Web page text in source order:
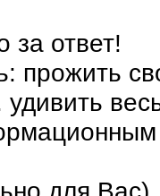
за ответ!
прожить
удивить